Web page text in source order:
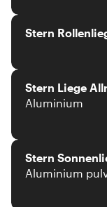
Stern
Stern Liege
Aluminium
Stern
Aluminium